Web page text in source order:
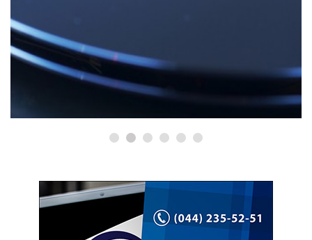
СЕРВІСНИЙ ЦЕНТР APPLE
Відновлення даних з жорсткого
диску, флешки, SD